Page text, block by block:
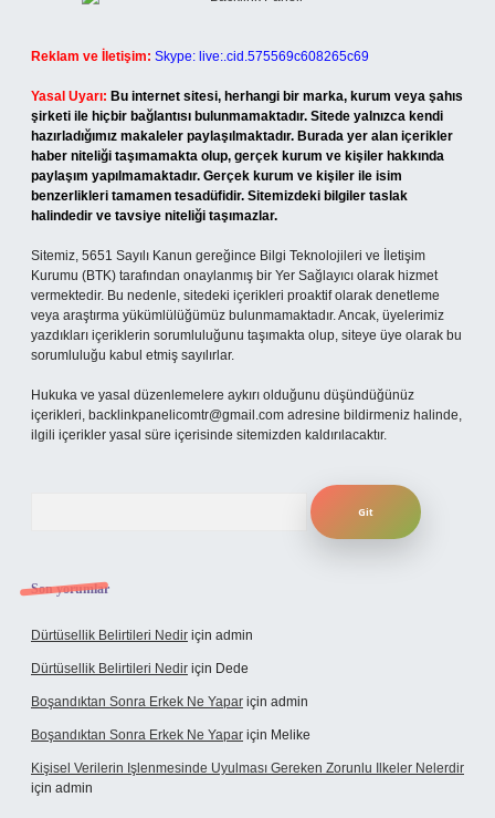
Reklam ve İletişim: Skype: live:.cid.575569c608265c69
Yasal Uyarı: Bu internet sitesi, herhangi bir marka, kurum veya şahıs
şirketi ile hiçbir bağlantısı bulunmamaktadır. Sitede yalnızca kendi
hazırladığımız makaleler paylaşılmaktadır. Burada yer alan içerikler
haber niteliği taşımamakta olup, gerçek kurum ve kişiler hakkında
paylaşım yapılmamaktadır. Gerçek kurum ve kişiler ile isim
benzerlikleri tamamen tesadüfidir. Sitemizdeki bilgiler taslak
halindedir ve tavsiye niteliği taşımazlar.
Sitemiz, 5651 Sayılı Kanun gereğince Bilgi Teknolojileri ve İletişim
Kurumu (BTK) tarafından onaylanmış bir Yer Sağlayıcı olarak hizmet
vermektedir. Bu nedenle, sitedeki içerikleri proaktif olarak denetleme
veya araştırma yükümlülüğümüz bulunmamaktadır. Ancak, üyelerimiz
yazdıkları içeriklerin sorumluluğunu taşımakta olup, siteye üye olarak bu
sorumluluğu kabul etmiş sayılırlar.
Hukuka ve yasal düzenlemelere aykırı olduğunu düşündüğünüz
içerikleri, backlinkpanelicomtr@gmail.com adresine bildirmeniz halinde,
ilgili içerikler yasal süre içerisinde sitemizden kaldırılacaktır.
Son yorumlar
Dürtüsellik Belirtileri Nedir için admin
Dürtüsellik Belirtileri Nedir için Dede
Boşandıktan Sonra Erkek Ne Yapar için admin
Boşandıktan Sonra Erkek Ne Yapar için Melike
Kişisel Verilerin Işlenmesinde Uyulması Gereken Zorunlu Ilkeler Nelerdir
için admin